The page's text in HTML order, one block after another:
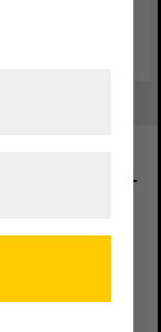
zu.
von Sachsen-